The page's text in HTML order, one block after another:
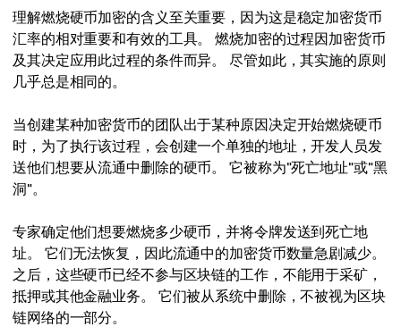
理解燃烧硬币加密的含义至关重要，因为这是稳定加密货币
汇率的相对重要和有效的工具。 燃烧加密的过程因加密货币
及其决定应用此过程的条件而异。 尽管如此，其实施的原则
几乎总是相同的。
当创建某种加密货币的团队出于某种原因决定开始燃烧硬币
时，为了执行该过程，会创建一个单独的地址，开发人员发
送他们想要从流通中删除的硬币。 它被称为"死亡地址"或"黑
洞"。
专家确定他们想要燃烧多少硬币，并将令牌发送到死亡地
址。 它们无法恢复，因此流通中的加密货币数量急剧减少。
之后，这些硬币已经不参与区块链的工作，不能用于采矿，
抵押或其他金融业务。 它们被从系统中删除，不被视为区块
链网络的一部分。